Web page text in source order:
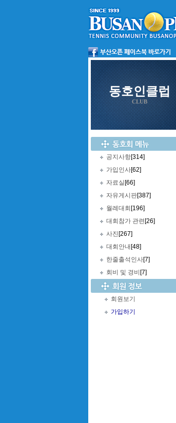
동호인클럽
CLUB
공지사항[314]
가입인사[62]
자료실 [66]
자유게시판[387]
월례대회 [196]
대회참가 관련 [26]
사진 [267]
대회안내 [48]
한줄출석인사[7]
회비 및 경비 [7]
회원보기
가입하기